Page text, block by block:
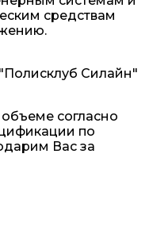
средствам
Силайн"
согласно
по
Вас за